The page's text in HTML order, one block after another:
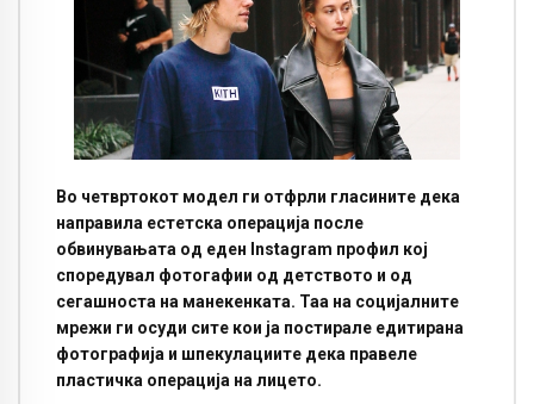
Во четвртокот модел ги отфрли гласините дека
направила естетска операција после
обвинувањата од еден Instagram профил кој
споредувал фотогафии од детството и од
сегашноста на манекенката. Таа на социјалните
мрежи ги осуди сите кои ја постирале едитирана
фотографија и шпекулациите дека правеле
пластичка операција на лицето.